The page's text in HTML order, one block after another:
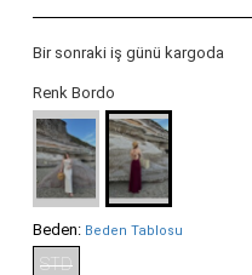
Bir sonraki iş günü kargoda
Renk Bordo
Beden: Beden Tablosu
STD